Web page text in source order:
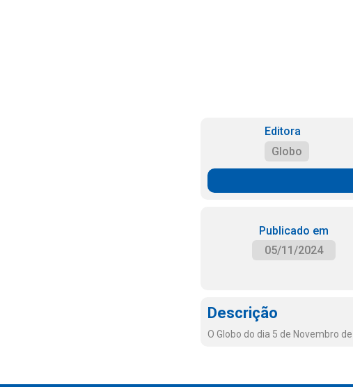
Editora
Globo
Publicado em
05/11/2024
Descrição
O Globo do dia 5 de Novembro